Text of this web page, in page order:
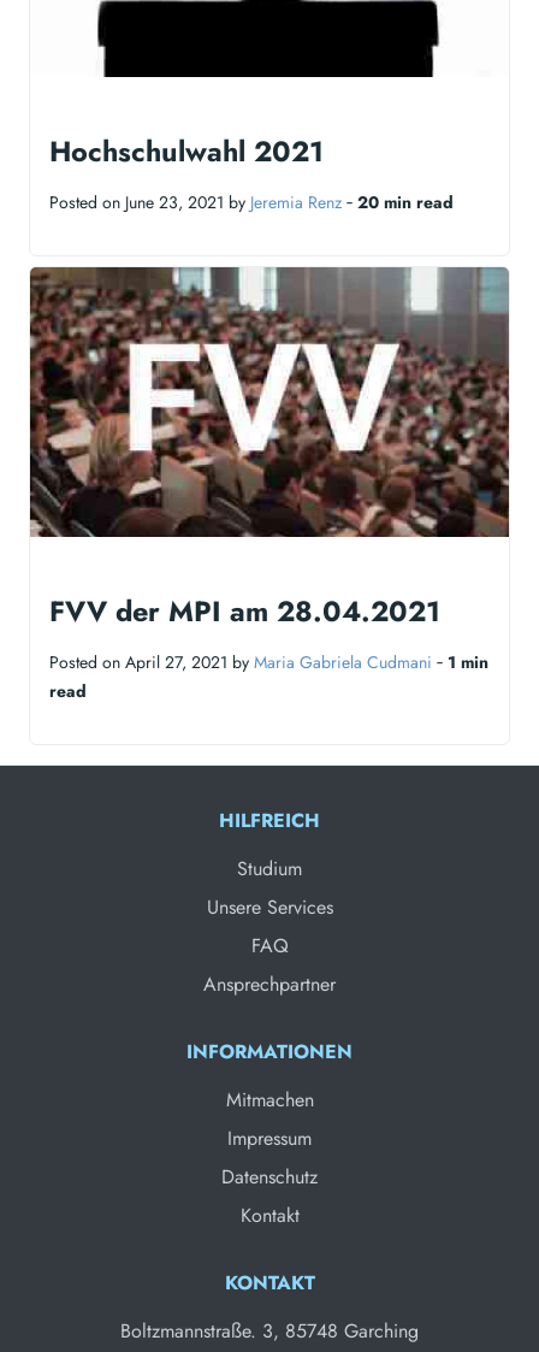
Hochschulwahl 2021
Posted on June 23, 2021 by Jeremia Renz ‐ 20 min read
FVV der MPI am 28.04.2021
Posted on April 27, 2021 by Maria Gabriela Cudmani ‐ 1 min
read
HILFREICH
Studium
Unsere Services
FAQ
Ansprechpartner
INFORMATIONEN
Mitmachen
Impressum
Datenschutz
Kontakt
KONTAKT
Boltzmannstraße. 3, 85748 Garching